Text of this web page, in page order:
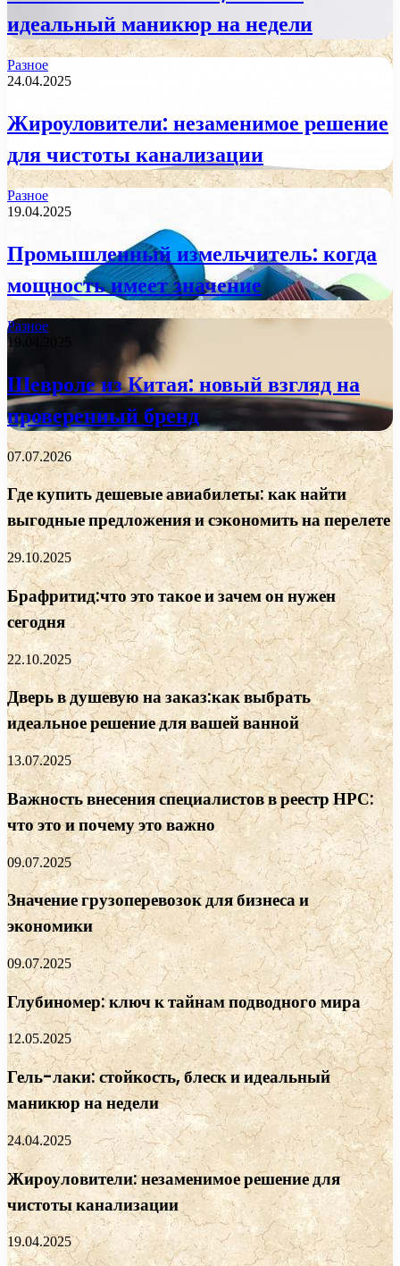
идеальный маникюр на недели
Разное
24.04.2025
Жироуловители: незаменимое решение
для чистоты канализации
Разное
19.04.2025
Промышленный измельчитель: когда
мощность имеет значение
Разное
19.04.2025
Шевроле из Китая: новый взгляд на
проверенный бренд
07.07.2026
Где купить дешевые авиабилеты: как найти
выгодные предложения и сэкономить на перелете
29.10.2025
Брафритид:что это такое и зачем он нужен
сегодня
22.10.2025
Дверь в душевую на заказ:как выбрать
идеальное решение для вашей ванной
13.07.2025
Важность внесения специалистов в реестр НРС:
что это и почему это важно
09.07.2025
Значение грузоперевозок для бизнеса и
экономики
09.07.2025
Глубиномер: ключ к тайнам подводного мира
12.05.2025
Гель-лаки: стойкость, блеск и идеальный
маникюр на недели
24.04.2025
Жироуловители: незаменимое решение для
чистоты канализации
19.04.2025